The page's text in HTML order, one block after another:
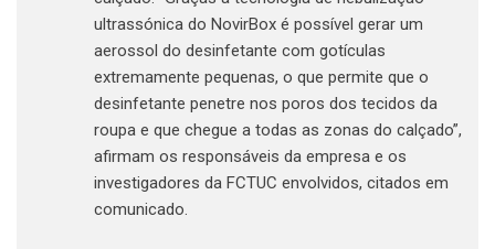
ultrassónica do NovirBox é possível gerar um
aerossol do desinfetante com gotículas
extremamente pequenas, o que permite que o
desinfetante penetre nos poros dos tecidos da
roupa e que chegue a todas as zonas do calçado”,
afirmam os responsáveis da empresa e os
investigadores da FCTUC envolvidos, citados em
comunicado.